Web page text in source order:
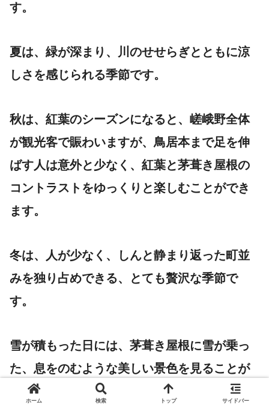
す。
夏は、緑が深まり、川のせせらぎとともに涼
しさを感じられる季節です。
秋は、紅葉のシーズンになると、嵯峨野全体
が観光客で賑わいますが、鳥居本まで足を伸
ばす人は意外と少なく、紅葉と茅葺き屋根の
コントラストをゆっくりと楽しむことができ
ます。
冬は、人が少なく、しんと静まり返った町並
みを独り占めできる、とても贅沢な季節で
す。
雪が積もった日には、茅葺き屋根に雪が乗っ
た、息をのむような美しい景色を見ることが
できます。
ホーム 検索 トップ サイドバー